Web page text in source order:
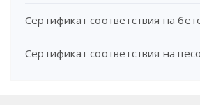
Сертификат соответствия на
Сертификат соответствия на